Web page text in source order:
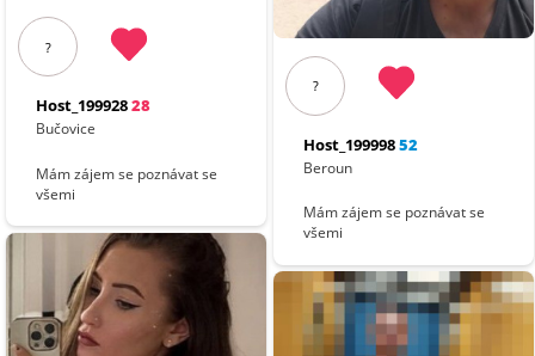
?
Host_19992828
Bučovice
Mám zájem se poznávat se
všemi
?
Host_19999852
Beroun
Mám zájem se poznávat se
všemi